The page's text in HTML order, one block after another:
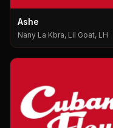
Ashe
Nany La Kbra, Lil Goat, LH